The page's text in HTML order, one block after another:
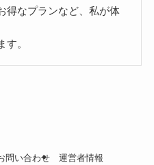
得なプランなど、私が体
。
問い合わせ 運営者情報